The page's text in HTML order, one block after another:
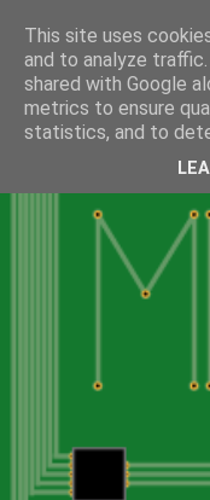
This site uses
and to analyze
shared with Google
metrics to ensure
statistics, and to